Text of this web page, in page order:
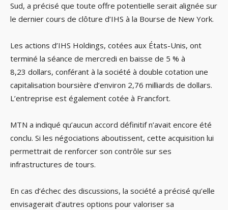
Sud, a précisé que toute offre potentielle serait alignée sur
le dernier cours de clôture d’IHS à la Bourse de New York.
Les actions d’IHS Holdings, cotées aux États-Unis, ont
terminé la séance de mercredi en baisse de 5 % à
8,23 dollars, conférant à la société à double cotation une
capitalisation boursière d’environ 2,76 milliards de dollars.
L’entreprise est également cotée à Francfort.
MTN a indiqué qu’aucun accord définitif n’avait encore été
conclu. Si les négociations aboutissent, cette acquisition lui
permettrait de renforcer son contrôle sur ses
infrastructures de tours.
En cas d’échec des discussions, la société a précisé qu’elle
envisagerait d’autres options pour valoriser sa